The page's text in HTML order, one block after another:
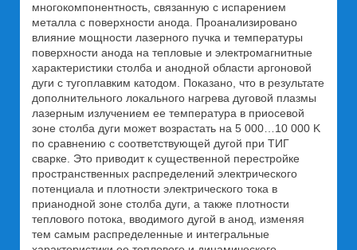
многокомпонентность, связанную с испарением
металла с поверхности анода. Проанализировано
влияние мощности лазерного пучка и температуры
поверхности анода на тепловые и электромагнитные
характеристики столба и анодной области аргоновой
дуги с тугоплавким катодом. Показано, что в результате
дополнительного локального нагрева дуговой плазмы
лазерным излучением ее температура в приосевой
зоне столба дуги может возрастать на 5 000…10 000 K
по сравнению с соответствующей дугой при ТИГ
сварке. Это приводит к существенной перестройке
пространственных распределений электрического
потенциала и плотности электрического тока в
прианодной зоне столба дуги, а также плотности
теплового потока, вводимого дугой в анод, изменяя
тем самым распределенные и интегральные